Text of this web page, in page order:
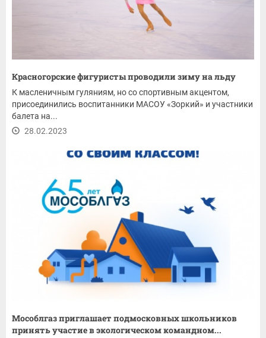
Красногорские фигуристы проводили зиму на льду
К масленичным гуляниям, но со спортивным акцентом,
присоединились воспитанники МАСОУ «Зоркий» и участники
балета на...
28.02.2023
Мособлгаз приглашает подмосковных школьников
принять участие в экологическом командном...